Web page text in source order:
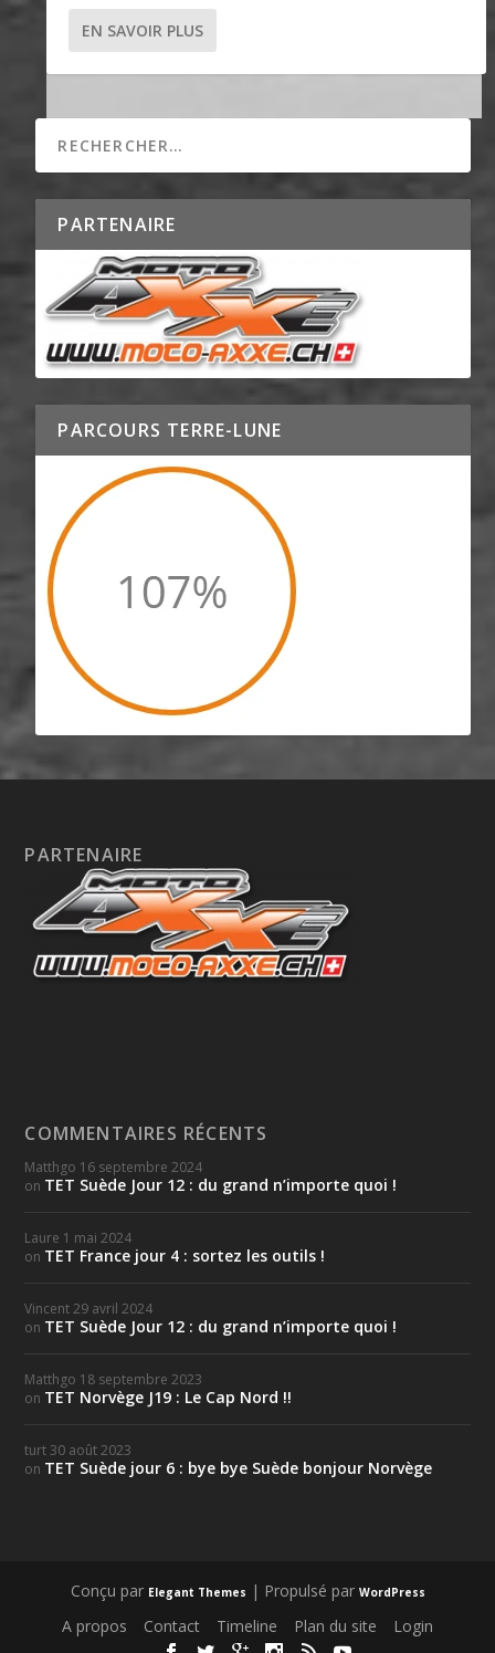
EN SAVOIR PLUS
PARTENAIRE
PARCOURS TERRE-LUNE
PARTENAIRE
COMMENTAIRES RÉCENTS
Matthgo 16 septembre 2024
on TET Suède Jour 12 : du grand n’importe quoi !
Laure 1 mai 2024
on TET France jour 4 : sortez les outils !
Vincent 29 avril 2024
on TET Suède Jour 12 : du grand n’importe quoi !
Matthgo 18 septembre 2023
on TET Norvège J19 : Le Cap Nord !!
turt 30 août 2023
on TET Suède jour 6 : bye bye Suède bonjour Norvège
Conçu par Elegant Themes | Propulsé par WordPress
A propos Contact Timeline Plan du site Login